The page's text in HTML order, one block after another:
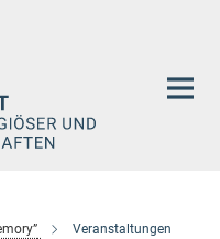
Veranstaltungen